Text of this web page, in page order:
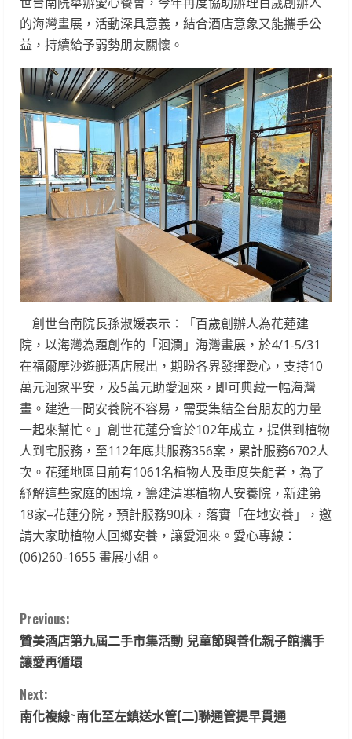
的海灣畫展，活動深具意義，結合酒店意象又能攜手公
益，持續給予弱勢朋友關懷。
創世台南院長孫淑媛表示：「百歲創辦人為花蓮建
院，以海灣為題創作的「洄瀾」海灣畫展，於4/1-5/31
在福爾摩沙遊艇酒店展出，期盼各界發揮愛心，支持10
萬元洄家平安，及5萬元助愛洄來，即可典藏一幅海灣
畫。建造一間安養院不容易，需要集結全台朋友的力量
一起來幫忙。」創世花蓮分會於102年成立，提供到植物
人到宅服務，至112年底共服務356案，累計服務6702人
次。花蓮地區目前有1061名植物人及重度失能者，為了
紓解這些家庭的困境，籌建清寒植物人安養院，新建第
18家–花蓮分院，預計服務90床，落實「在地安養」，邀
請大家助植物人回鄉安養，讓愛洄來。愛心專線：
(06)260-1655 畫展小組。
C
o
n
t
Previous:
贊美酒店第九屆二手市集活動 兒童節與善化親子館攜手
讓愛再循環
Next:
南化複線~南化至左鎮送水管(二)聯通管提早貫通